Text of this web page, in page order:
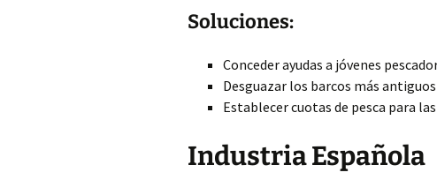
Soluciones:
Conceder ayudas a jóvenes
Desguazar los barcos más
Establecer cuotas de pesca para
Industria Española